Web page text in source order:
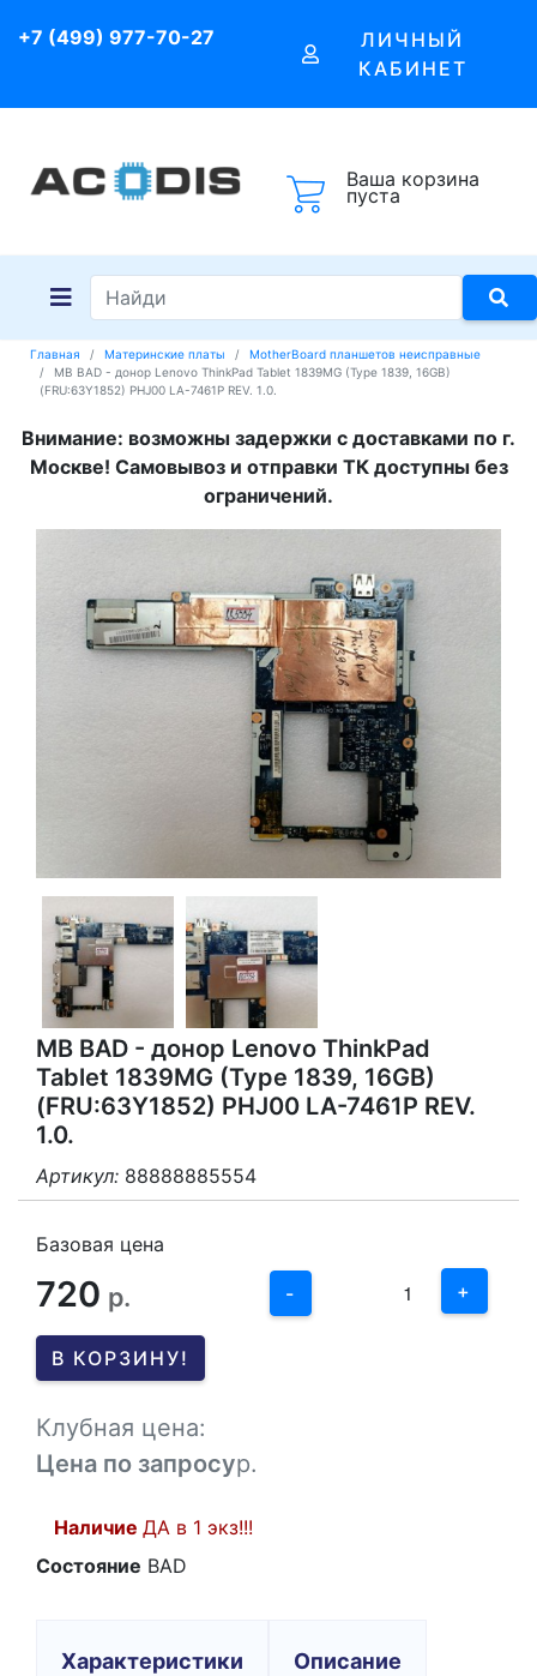
+7 (499) 977-70-27
ЛИЧНЫЙ
КАБИНЕТ
Ваша корзина
пуста
Главная Материнские платы
MotherBoard планшетов неисправные
MB BAD - донор Lenovo ThinkPad Tablet 1839MG (Type 1839, 16GB)
(FRU:63Y1852) PHJ00 LA-7461P REV. 1.0.
Внимание: возможны задержки с доставками по г.
Москве! Самовывоз и отправки ТК доступны без
ограничений.
MB BAD - донор Lenovo ThinkPad
Tablet 1839MG (Type 1839, 16GB)
(FRU:63Y1852) PHJ00 LA-7461P REV.
1.0.
Артикул: 88888885554
Базовая цена
720 р. -
3
1
+
В КОРЗИНУ!
Клубная цена:
Цена по запросур.
Наличие ДА в 1 экз!!!
Состояние BAD
Характеристики Описание